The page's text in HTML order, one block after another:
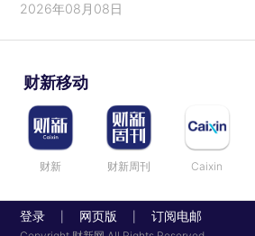
2026年08月08日
财新移动
财新 财新周刊 Caixin
登录 网页版 订阅电邮